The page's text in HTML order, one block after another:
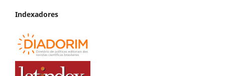
Indexadores